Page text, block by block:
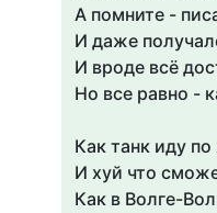
А помните -
И даже
И вроде всё
Но все равно -
Как танк иду
И хуй что
Как в Волге-